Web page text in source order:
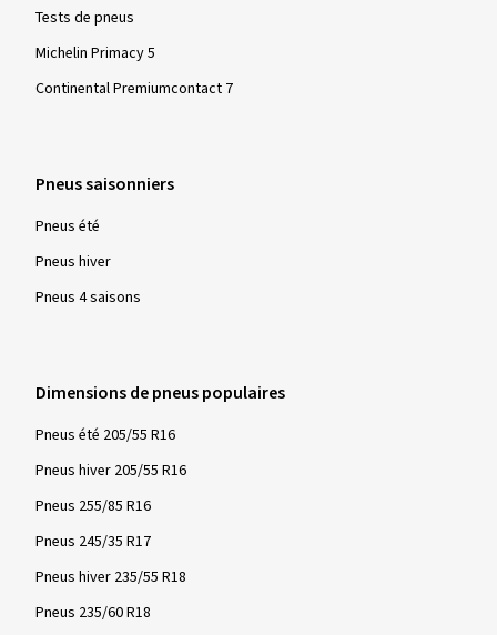
Tests de pneus
Michelin Primacy 5
Continental Premiumcontact 7
Pneus saisonniers
Pneus été
Pneus hiver
Pneus 4 saisons
Dimensions de pneus populaires
Pneus été 205/55 R16
Pneus hiver 205/55 R16
Pneus 255/85 R16
Pneus 245/35 R17
Pneus hiver 235/55 R18
Pneus 235/60 R18